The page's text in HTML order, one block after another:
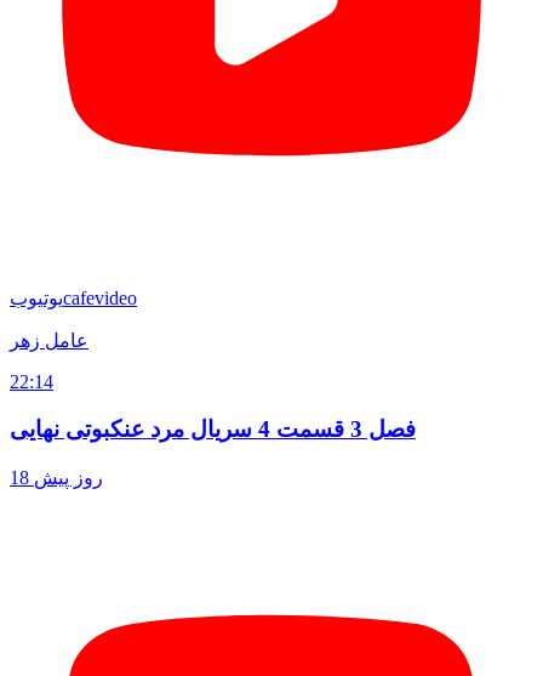
یوتیوبcafevideo
عامل زهر
22:14
فصل 3 قسمت 4 سریال مرد عنکبوتی نهایی
18 روز پیش